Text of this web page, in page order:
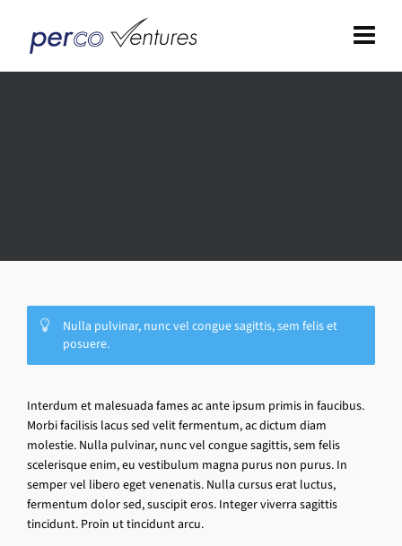
Nulla pulvinar, nunc vel congue sagittis, sem felis et
posuere.
Vitae dolor
Interdum et malesuada fames ac ante ipsum primis in faucibus.
Morbi facilisis lacus sed velit fermentum, ac dictum diam
molestie. Nulla pulvinar, nunc vel congue sagittis, sem felis
scelerisque enim, eu vestibulum magna purus non purus. In
semper vel libero eget venenatis. Nulla cursus erat luctus,
fermentum dolor sed, suscipit eros. Integer viverra sagittis
tincidunt. Proin ut tincidunt arcu.